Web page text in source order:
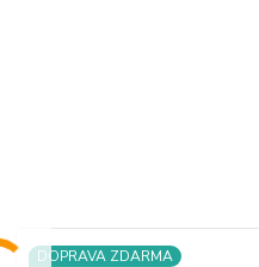
DOPRAVA ZDARMA